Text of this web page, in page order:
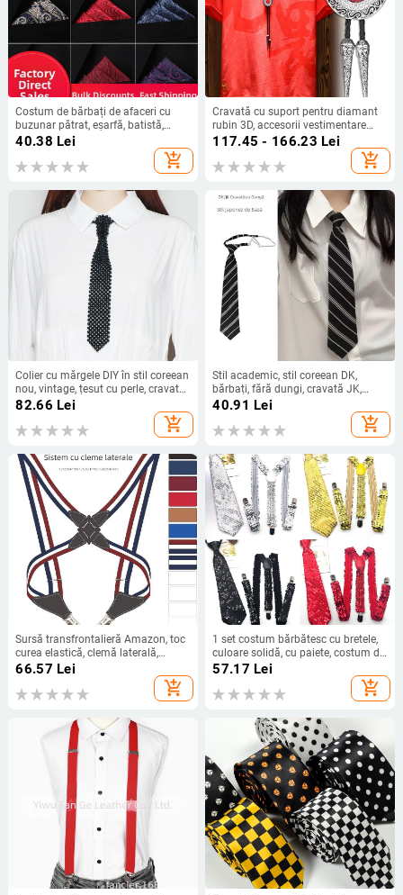
Costum de bărbați de afaceri cu
buzunar pătrat, eșarfă, batistă,
rochie de nuntă, cadou, costum,
40.38 Lei
add_shopping_cart
Cravată cu suport pentru diamant
rubin 3D, accesorii vestimentare
pentru cămașă de baie pentru
bărbați, din piele PU, cu guler, roșu,
alb, verde
117.45 - 166.23 Lei
add_shopping_cart
Colier cu mărgele DIY în stil coreean
nou, vintage, țesut cu perle, cravată
goală, pentru femei, accesorii
pentru guler fals pentru cămașă
asortate
82.66 Lei
add_shopping_cart
Stil academic, stil coreean DK,
bărbați, fără dungi, cravată JK,
cămașă pentru femei cu nod de
cravată, uniformă școlară japoneză
casual pentru studenți
40.91 Lei
add_shopping_cart
Sursă transfrontalieră Amazon, toc
curea elastică, clemă laterală,
clemă încrucișată, bretele pentru
bărbați și femei pentru adulți
66.57 Lei
add_shopping_cart
1 set costum bărbătesc cu bretele,
culoare solidă, cu paiete, costum de
petrecere, pentru spectacole pe
57.17 Lei
add_shopping_cart